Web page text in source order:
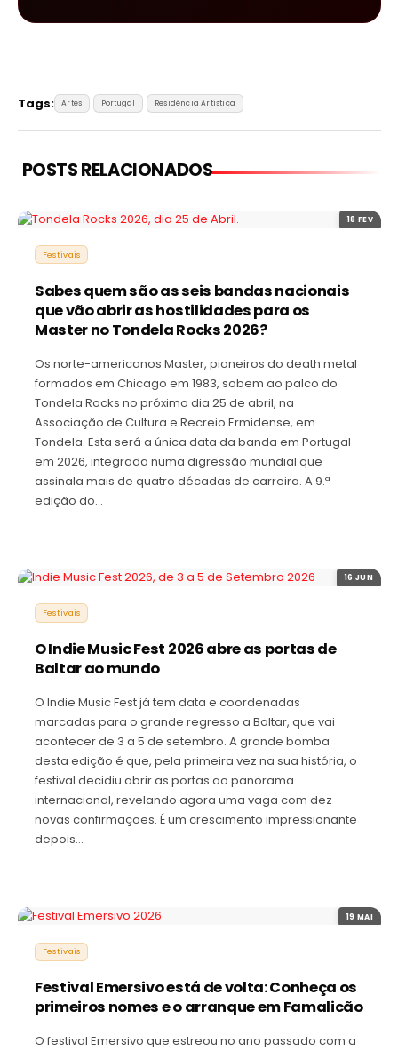
Tags: Artes Portugal Residência Artística
POSTS RELACIONADOS
18 FEV
Festivais
Sabes quem são as seis bandas nacionais
que vão abrir as hostilidades para os
Master no Tondela Rocks 2026?
Os norte-americanos Master, pioneiros do death metal
formados em Chicago em 1983, sobem ao palco do
Tondela Rocks no próximo dia 25 de abril, na
Associação de Cultura e Recreio Ermidense, em
Tondela. Esta será a única data da banda em Portugal
em 2026, integrada numa digressão mundial que
assinala mais de quatro décadas de carreira. A 9.ª
edição do…
16 JUN
Festivais
O Indie Music Fest 2026 abre as portas de
Baltar ao mundo
O Indie Music Fest já tem data e coordenadas
marcadas para o grande regresso a Baltar, que vai
acontecer de 3 a 5 de setembro. A grande bomba
desta edição é que, pela primeira vez na sua história, o
festival decidiu abrir as portas ao panorama
internacional, revelando agora uma vaga com dez
novas confirmações. É um crescimento impressionante
depois…
19 MAI
Festivais
Festival Emersivo está de volta: Conheça os
primeiros nomes e o arranque em Famalicão
O festival Emersivo que estreou no ano passado com a